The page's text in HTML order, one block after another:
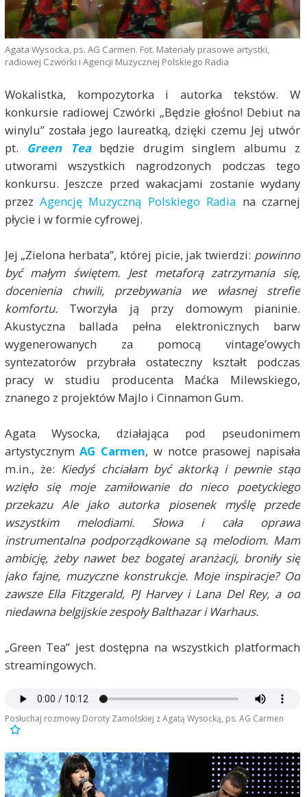
Agata Wysocka, ps. AG Carmen. Fot. Materiały prasowe artystki,
radiowej Czwórki i Agencji Muzycznej Polskiego Radia
Wokalistka, kompozytorka i autorka tekstów. W
konkursie radiowej Czwórki „Będzie głośno! Debiut na
winylu” została jego laureatką, dzięki czemu Jej utwór
pt. Green Teabędzie drugim singlem albumu z
utworami wszystkich nagrodzonych podczas tego
konkursu. Jeszcze przed wakacjami zostanie wydany
przezAgencję Muzyczną Polskiego Radia na czarnej
płycie i w formie cyfrowej.
Jej „Zielona herbata”, której picie, jak twierdzi: powinno
być małym świętem. Jest metaforą zatrzymania się,
docenienia chwili, przebywania we własnej strefie
komfortu. Tworzyła ją
przy domowym pianinie.
Akustyczna ballada pełna elektronicznych barw
wygenerowanych za pomocą vintage’owych
syntezatorów przybrała ostateczny kształt podczas
pracy w studiu producenta Maćka Milewskiego,
znanego z projektów Majlo i Cinnamon Gum.
Agata Wysocka, działająca pod pseudonimem
artystycznymAG Carmen, w notce prasowej napisała
m.in., że: Kiedyś chciałam być aktorką i pewnie stąd
wzięło się moje zamiłowanie do nieco poetyckiego
przekazu Ale jako autorka piosenek myślę przede
wszystkim melodiami. Słowa i cała oprawa
instrumentalna podporządkowane są melodiom. Mam
ambicję, żeby nawet bez bogatej aranżacji, broniły się
jako fajne, muzyczne konstrukcje. Moje inspiracje? Od
zawsze Ella Fitzgerald, PJ Harvey i Lana Del Rey, a od
niedawna belgijskie zespoły Balthazar i Warhaus.
„Green Tea” jest dostępna na wszystkich platformach
streamingowych.
Posłuchaj rozmowy Doroty Zamolskiej z Agatą Wysocką, ps. AG Carmen